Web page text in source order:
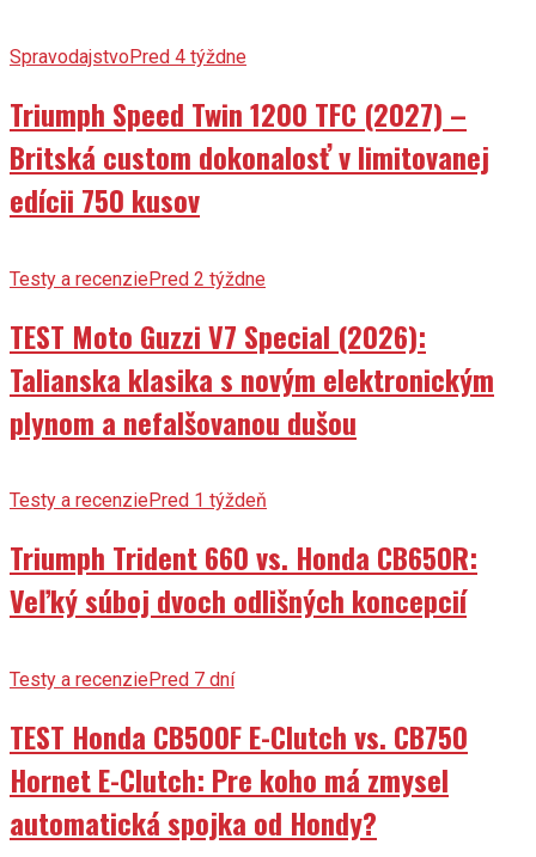
SpravodajstvoPred 4 týždne
Triumph Speed Twin 1200 TFC (2027) –
Britská custom dokonalosť v limitovanej
edícii 750 kusov
Testy a recenziePred 2 týždne
TEST Moto Guzzi V7 Special (2026):
Talianska klasika s novým elektronickým
plynom a nefalšovanou dušou
Testy a recenziePred 1 týždeň
Triumph Trident 660 vs. Honda CB650R:
Veľký súboj dvoch odlišných koncepcií
Testy a recenziePred 7 dní
TEST Honda CB500F E-Clutch vs. CB750
Hornet E-Clutch: Pre koho má zmysel
automatická spojka od Hondy?